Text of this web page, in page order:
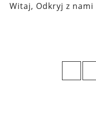
Witaj, Odkryj z